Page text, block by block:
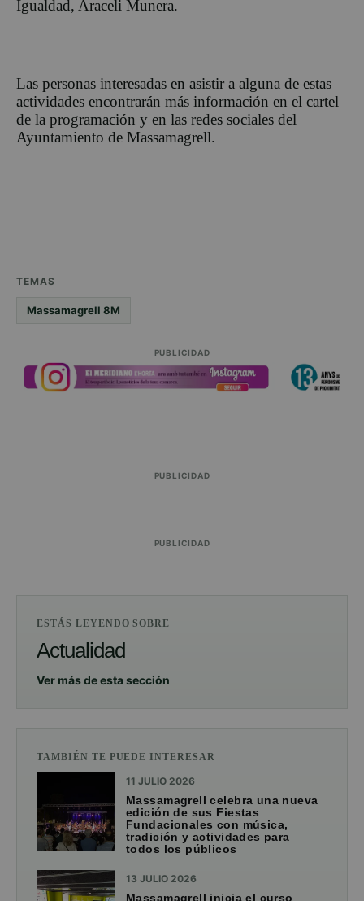
Igualdad, Araceli Munera.
Las personas interesadas en asistir a alguna de estas
actividades encontrarán más información en el cartel
de la programación y en las redes sociales del
Ayuntamiento de Massamagrell.
TEMAS
Massamagrell 8M
PUBLICIDAD
PUBLICIDAD
PUBLICIDAD
ESTÁS LEYENDO SOBRE
Actualidad
Ver más de esta sección
TAMBIÉN TE PUEDE INTERESAR
11 JULIO 2026
Massamagrell celebra una nueva
edición de sus Fiestas
Fundacionales con música,
tradición y actividades para
todos los públicos
13 JULIO 2026
Massamagrell inicia el curso